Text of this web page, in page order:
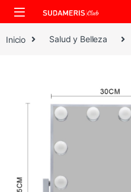
Skip to navigation
Skip to content
Inicio Salud y Belleza